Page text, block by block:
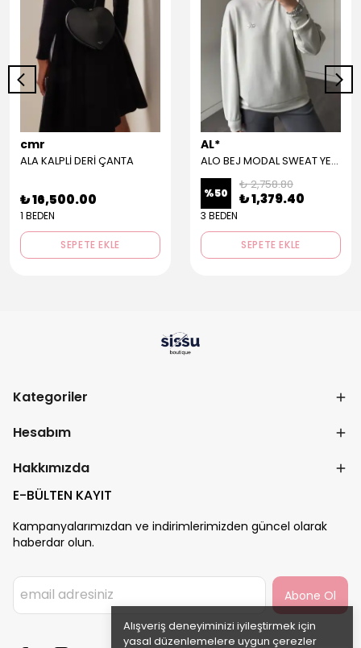
Alışveriş deneyiminizi iyileştirmek için
yasal düzenlemelere uygun çerezler
cmr
ALA KALPLİ DERİ ÇANTA
₺ 16,500.00
1 BEDEN
SEPETE EKLE
AL*
ALO BEJ MODAL SWEAT YENİ ÜRÜN
%50
₺ 2,758.80
₺ 1,379.40
3 BEDEN
SEPETE EKLE
Kategoriler
Hesabım
Hakkımızda
E-BÜLTEN KAYIT
Kampanyalarımızdan ve indirimlerimizden güncel olarak
haberdar olun.
Abone Ol